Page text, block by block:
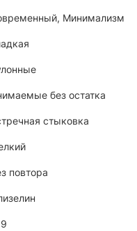
Минимализм
без остатка
стыковка
повтора